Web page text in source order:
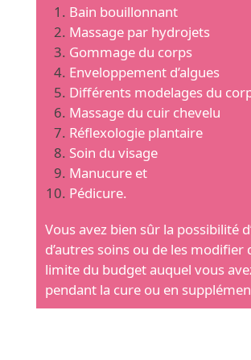
Bain bouillonnant
Massage par hydrojets
Gommage du corps
Enveloppement d’algues
Différents modelages du
Massage du cuir chevelu
Réflexologie plantaire
Soin du visage
Manucure et
Pédicure.
Vous avez bien sûr la possibilité
d’autres soins ou de les modifier
limite du budget auquel vous
pendant la cure ou en